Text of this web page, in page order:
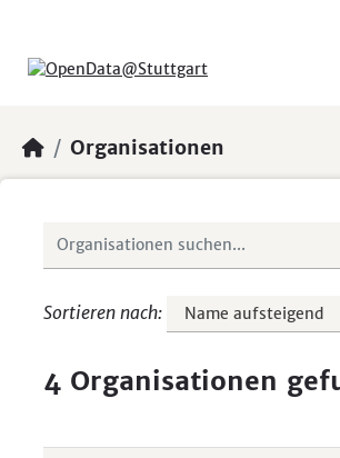
Organisationen
Sortieren nach
4 Organisationen